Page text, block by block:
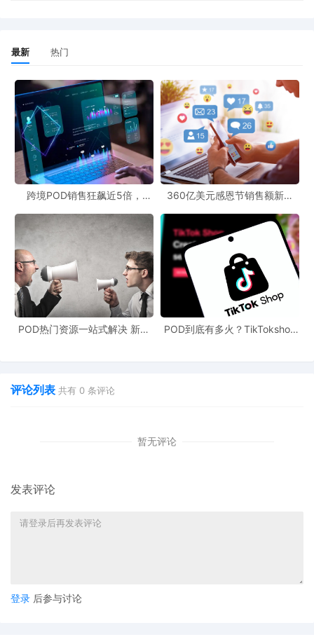
独特的破局方向。
高价值与重物流特性催生模式转变
汽配产品，如头灯总成、减震器、千斤顶等，通常体积大、重量
重，物流成本在总成本中占比显著。在直邮模式下，本就较高的头
程运费，叠加新增的关税和潜在的清关延误，将严重侵蚀利润。然
而，这一“劣势”在转向本土供应链时，反而可能转化为优势。因为汽
配产品本就适合通过海外仓模式进行批量备货，以降低单位物流成
本并提升配送时效。取消免税政策，实际上加速了卖家从直邮向海
外仓模式迁移的进程。
欧洲市场经验提供转型范本
在美国市场门槛抬高的同时，中国汽配卖家在欧洲市场的成功转型
提供了宝贵经验。由于欧洲市场合规要求高、车型复杂（不同国家
主流品牌不同），提前布局本地化运营的中国企业已经尝到甜头。
差异化需求，中国汽配制造在技术和品质上已具备竞争力。如今，
在改变。美国智库的分析指出，关税新规让美国低收入群体苦不堪
一种保护，竞争将转向“以产品力和质量竞争”。这要求卖家必须更贴
最新 热门
跨境POD销售狂飙近5倍，
360亿美元感恩节销售额新纪
新风潮！
POD热门资源一站式解决 新手
POD到底有多火？TikTokshop
评论列表 共有 0 条评论
暂无评论
发表评论
登录 后参与讨论